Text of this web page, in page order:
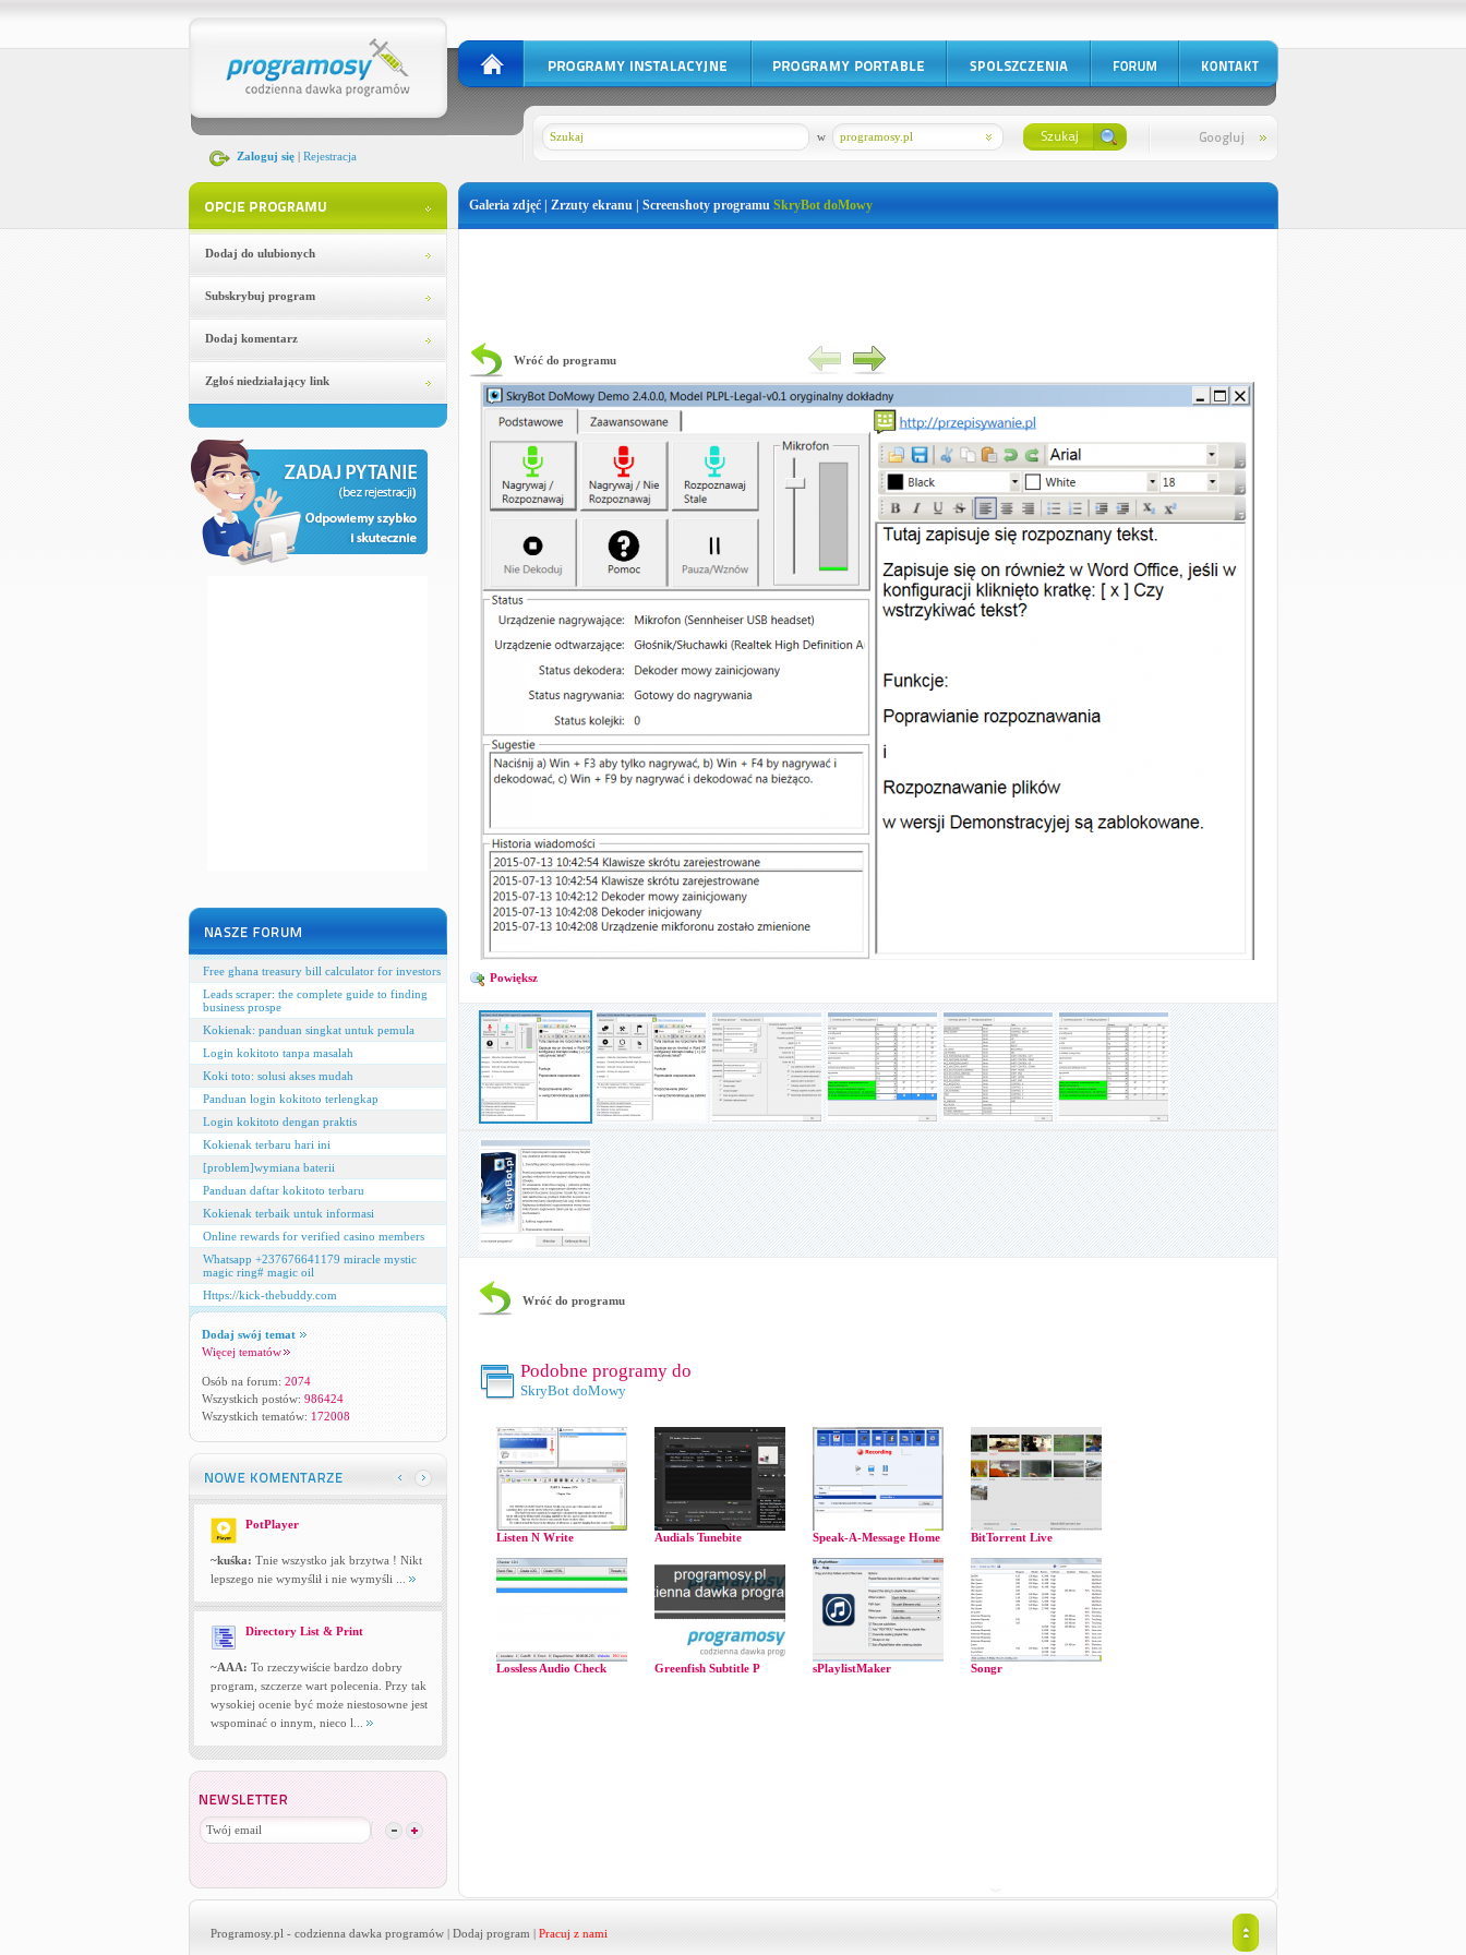
Zaloguj się| Rejestracja
programosy.pl
w
Dodaj do ulubionych
Subskrybuj program
Dodaj komentarz
Zgłoś niedziałający link
Free ghana treasury bill calculator for investors
Leads scraper: the complete guide to finding
business prospe
Kokienak: panduan singkat untuk pemula
Login kokitoto tanpa masalah
Koki toto: solusi akses mudah
Panduan login kokitoto terlengkap
Login kokitoto dengan praktis
Kokienak terbaru hari ini
[problem]wymiana baterii
Panduan daftar kokitoto terbaru
Kokienak terbaik untuk informasi
Online rewards for verified casino members
Whatsapp +237676641179 miracle mystic
magic ring# magic oil
Https://kick-thebuddy.com
Dodaj swój temat
Więcej tematów
Osób na forum: 2074
Wszystkich postów: 986424
Wszystkich tematów: 172008
PotPlayer
~kuśka: Tnie wszystko jak brzytwa ! Nikt
lepszego nie wymyślił i nie wymyśli ...
Directory List & Print
~AAA: To rzeczywiście bardzo dobry
program, szczerze wart polecenia. Przy tak
wysokiej ocenie być może niestosowne jest
wspominać o innym, nieco l...
Galeria zdjęć | Zrzuty ekranu | Screenshoty programu SkryBot doMowy
Wróć do programu
Powiększ
Wróć do programu
Podobne programy do
SkryBot doMowy
Listen N Write Audials Tunebite Speak-A-Message Home BitTorrent Live
Lossless Audio Check Greenfish Subtitle P sPlaylistMaker Songr
Programosy.pl - codzienna dawka programów | Dodaj program | Pracuj z nami